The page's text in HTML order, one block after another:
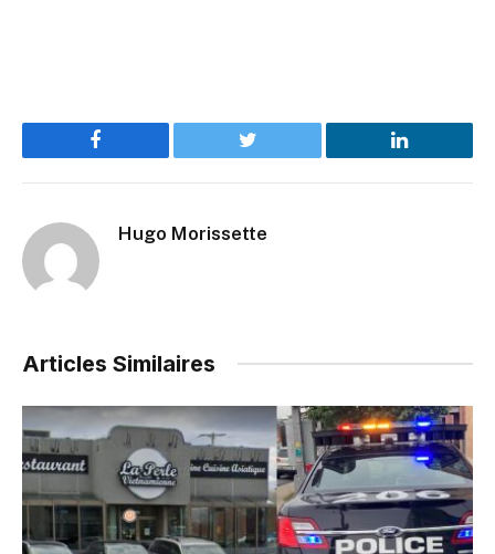
Facebook Twitter LinkedIn
Hugo Morissette
Articles Similaires